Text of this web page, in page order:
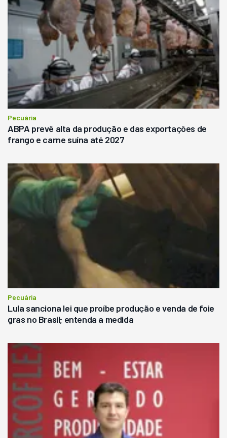
Pecuária
ABPA prevê alta da produção e das exportações de
frango e carne suína até 2027
Pecuária
Lula sanciona lei que proíbe produção e venda de foie
gras no Brasil; entenda a medida